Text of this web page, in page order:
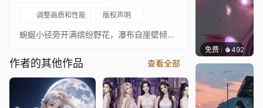
调整画质和性能 版权声明
蜿蜒小径旁开满缤纷野花，瀑布自崖壁倾泻而下，清澈溪流穿石而过，满是清新治愈的山野氛围。
作者的其他作品 查看全部
免费 492辰东